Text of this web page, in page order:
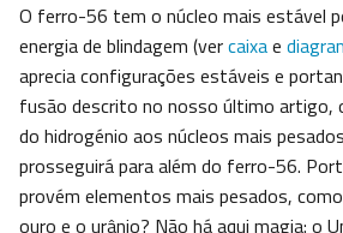
O ferro-56 tem o núcleo mais estável
energia de blindagem (vercaixae
aprecia configurações estáveis e
fusão descrito no nosso último artigo,
do hidrogénio aos núcleos mais
prosseguirá para além do ferro-56.
provém elementos mais pesados,
ouro e o urânio? Não há aqui magia: o